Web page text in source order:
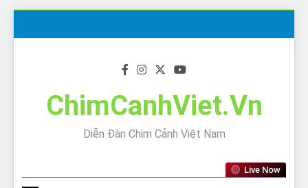
ChimCanhViet.Vn
Diễn Đàn Chim Cảnh Việt Nam
Live Now